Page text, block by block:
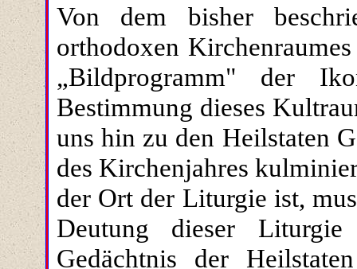
Von dem bisher
orthodoxen
„Bildprogramm" der
Bestimmung dieses
uns hin zu den Heilstaten
des Kirchenjahres
der Ort der Liturgie ist,
Deutung dieser
Gedächtnis der